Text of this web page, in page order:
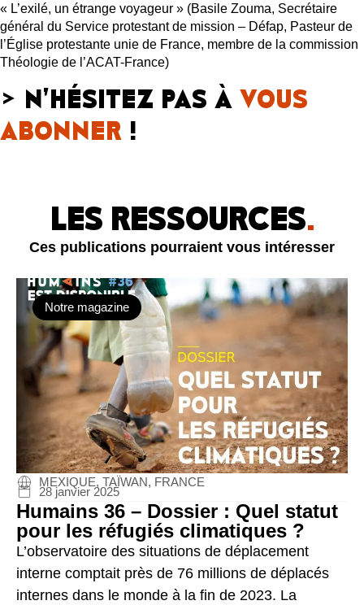
« L’exilé, un étrange voyageur » (Basile Zouma, Secrétaire
général du Service protestant de mission – Défap, Pasteur de
l’Église protestante unie de France, membre de la commission
Théologie de l’ACAT-France)
> N’HÉSITEZ PAS À VOUS
ABONNER !
LES RESSOURCES.
Ces publications pourraient vous intéresser
Notre magazine
MEXIQUE, TAÏWAN, FRANCE
28 janvier 2025
Humains 36 – Dossier : Quel statut
pour les réfugiés climatiques ?
L’observatoire des situations de déplacement
interne comptait près de 76 millions de déplacés
internes dans le monde à la fin de 2023. La